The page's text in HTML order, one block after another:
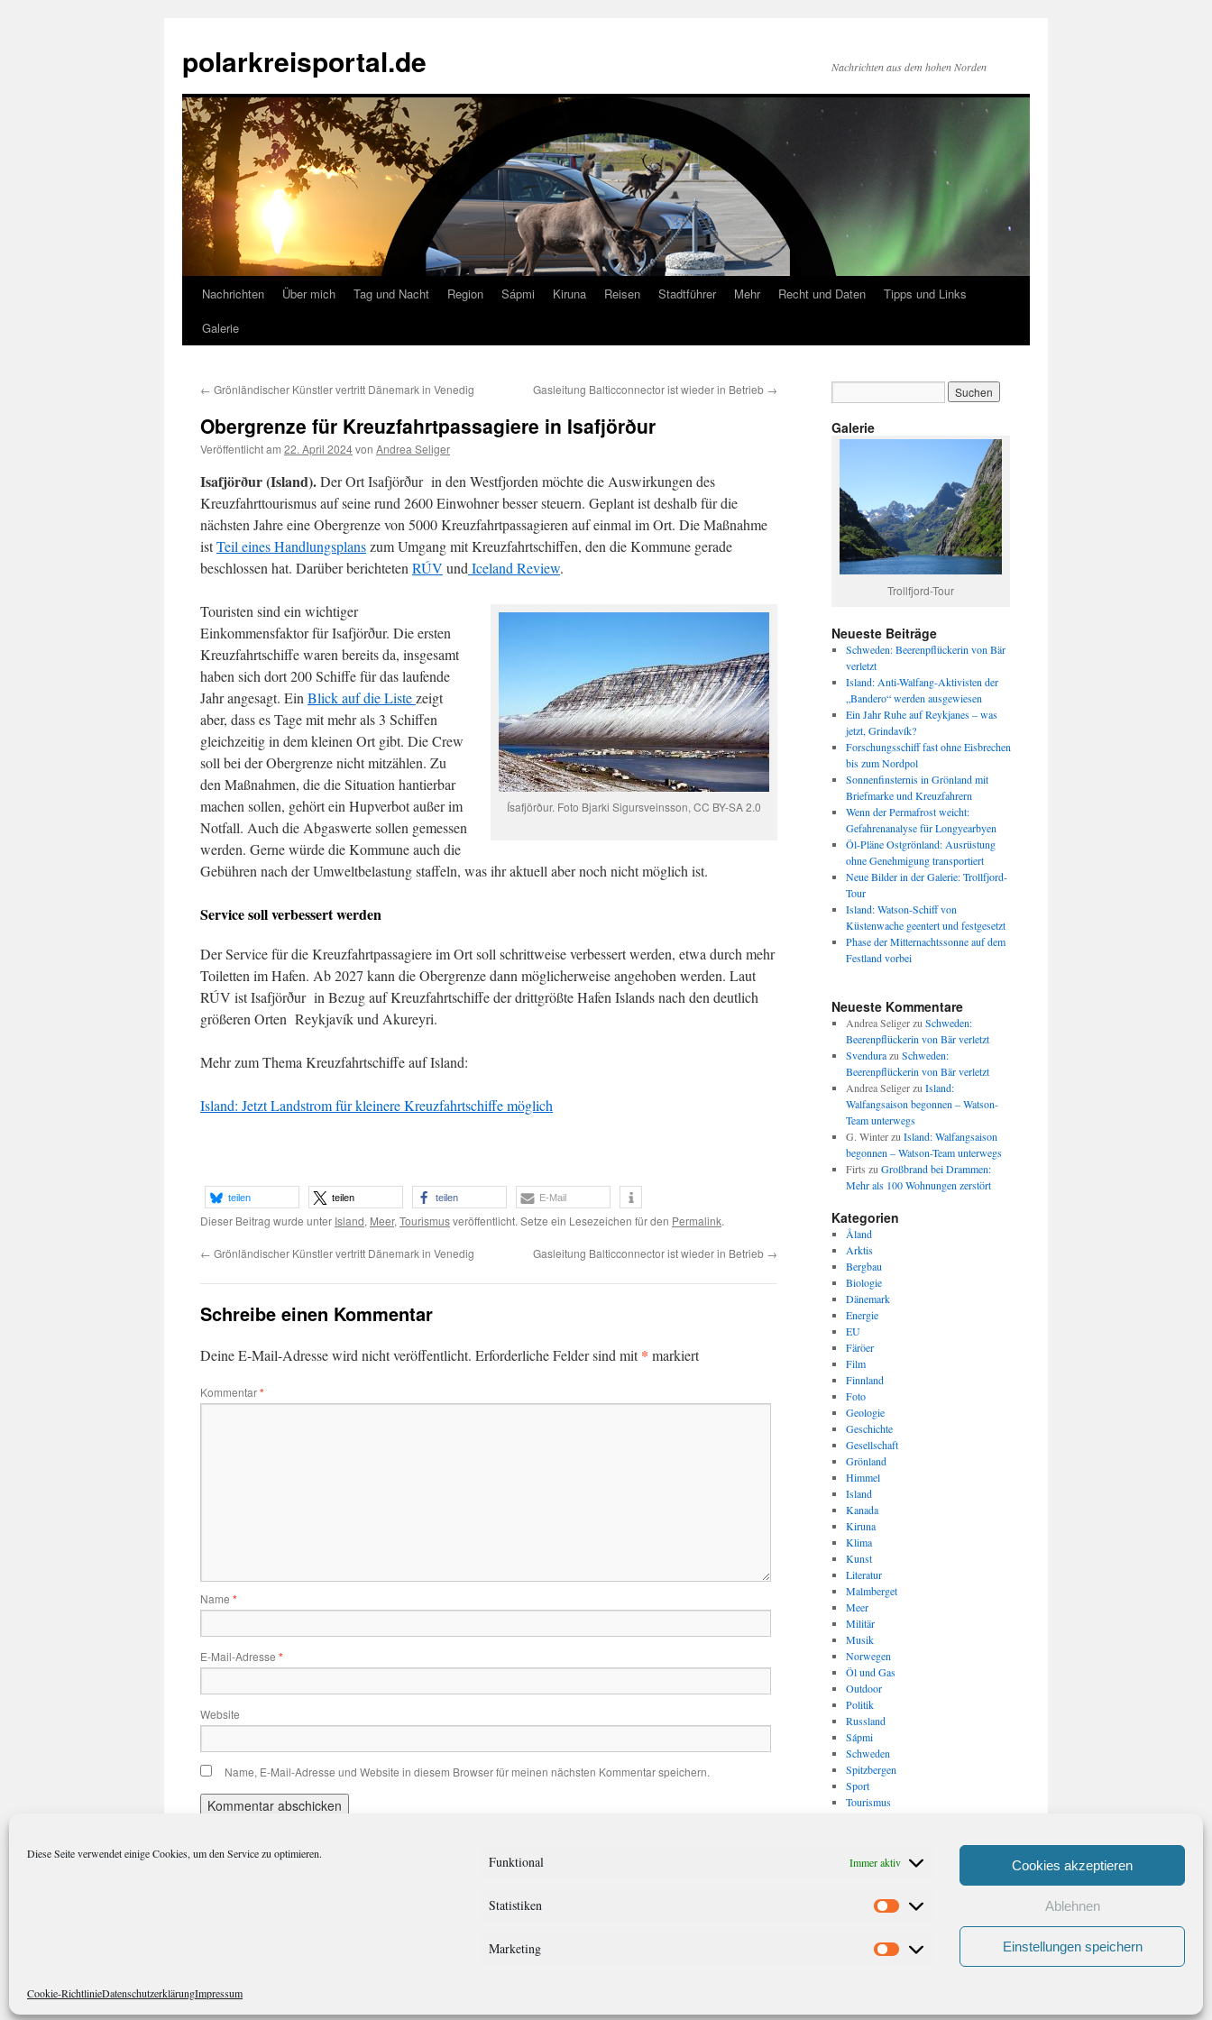
Diese Seite verwendet einige Cookies, um den Service zu optimieren. Funktional Immer aktiv
Statistiken Statistiken
Marketing Marketing
Cookies akzeptieren
Ablehnen
Einstellungen speichern
Cookie-RichtlinieDatenschutzerklärungImpressum
springen
polarkreisportal.de Nachrichten aus dem hohen Norden
Nachrichten Über mich Tag und Nacht Region Sápmi Kiruna Reisen Stadtführer Mehr Recht und Daten
Tipps und Links
Galerie
← Grönländischer Künstler vertritt Dänemark in Venedig Gasleitung Balticconnector ist wieder in Betrieb →
Obergrenze für Kreuzfahrtpassagiere in Isafjörður
Veröffentlicht am 22. April 2024von Andrea Seliger
Isafjörður (Island).Der Ort Isafjörður in den Westfjorden möchte die Auswirkungen des
Kreuzfahrttourismus auf seine rund 2600 Einwohner besser steuern. Geplant ist deshalb für die
nächsten Jahre eine Obergrenze von 5000 Kreuzfahrtpassagieren auf einmal im Ort. Die Maßnahme
istTeil eines Handlungsplanszum Umgang mit Kreuzfahrtschiffen, den die Kommune gerade
beschlossen hat. Darüber berichteten RÚV und Iceland Review.
Ísafjörður. Foto Bjarki Sigursveinsson, CC BY-SA 2.0
Touristen sind ein wichtiger
Einkommensfaktor für Isafjörður. Die ersten
Kreuzfahrtschiffe waren bereits da, insgesamt
haben sich dort 200 Schiffe für das laufende
Jahr angesagt. Ein Blick auf die Listezeigt
aber, dass es Tage mit mehr als 3 Schiffen
gleichzeitig in dem kleinen Ort gibt. Die Crew
soll bei der Obergrenze nicht mitzählen. Zu
den Maßnahmen, die die Situation hantierbar
machen sollen, gehört ein Hupverbot außer im
Notfall. Auch die Abgaswerte sollen gemessen
werden. Gerne würde die Kommune auch die
Gebühren nach der Umweltbelastung staffeln, was ihr aktuell aber noch nicht möglich ist.
Service soll verbessert werden
Der Service für die Kreuzfahrtpassagiere im Ort soll schrittweise verbessert werden, etwa durch mehr
Toiletten im Hafen. Ab 2027 kann die Obergrenze dann möglicherweise angehoben werden. Laut
RÚV ist Isafjörður in Bezug auf Kreuzfahrtschiffe der drittgrößte Hafen Islands nach den deutlich
größeren Orten Reykjavík und Akureyri.
Mehr zum Thema Kreuzfahrtschiffe auf Island:
Island: Jetzt Landstrom für kleinere Kreuzfahrtschiffe möglich
teilen teilen teilen E-Mail
Dieser Beitrag wurde unter Island, Meer, Tourismusveröffentlicht. Setze ein Lesezeichen für den Permalink.
← Grönländischer Künstler vertritt Dänemark in Venedig Gasleitung Balticconnector ist wieder in Betrieb →
Schreibe einen Kommentar
Deine E-Mail-Adresse wird nicht veröffentlicht. Erforderliche Felder sind mit* markiert
Kommentar*
Name *
E-Mail-Adresse *
Website
Name, E-Mail-Adresse und Website in diesem Browser für meinen nächsten Kommentar speichern.
Galerie
Trollfjord-Tour
Neueste Beiträge
Schweden: Beerenpflückerin von Bär
verletzt
Island: Anti-Walfang-Aktivisten der
„Bandero“ werden ausgewiesen
Ein Jahr Ruhe auf Reykjanes – was
jetzt, Grindavík?
Forschungsschiff fast ohne Eisbrechen
bis zum Nordpol
Sonnenfinsternis in Grönland mit
Briefmarke und Kreuzfahrern
Wenn der Permafrost weicht:
Gefahrenanalyse für Longyearbyen
Öl-Pläne Ostgrönland: Ausrüstung
ohne Genehmigung transportiert
Neue Bilder in der Galerie: Trollfjord-
Tour
Island: Watson-Schiff von
Küstenwache geentert und festgesetzt
Phase der Mitternachtssonne auf dem
Festland vorbei
Neueste Kommentare
Andrea Seligerzu Schweden:
Beerenpflückerin von Bär verletzt
Svendurazu Schweden:
Beerenpflückerin von Bär verletzt
Andrea Seligerzu Island:
Walfangsaison begonnen – Watson-
Team unterwegs
G. Winterzu Island: Walfangsaison
begonnen – Watson-Team unterwegs
Firts zu Großbrand bei Drammen:
Mehr als 100 Wohnungen zerstört
Kategorien
Åland
Arktis
Bergbau
Biologie
Dänemark
Energie
EU
Färöer
Film
Finnland
Foto
Geologie
Geschichte
Gesellschaft
Grönland
Himmel
Island
Kanada
Kiruna
Klima
Kunst
Literatur
Malmberget
Meer
Militär
Musik
Norwegen
Öl und Gas
Outdoor
Politik
Russland
Sápmi
Schweden
Spitzbergen
Sport
Tourismus
Vulkanismus/ Erdbeben